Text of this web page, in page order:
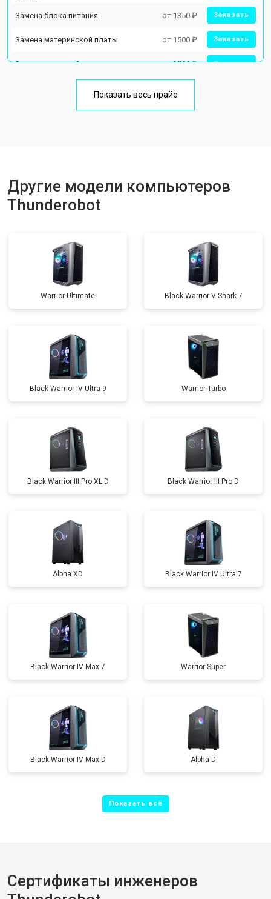
Замена блока питания от 1350 ₽ Заказать
Замена материнской платы от 1500 ₽ Заказать
Замена звуковой платы от 2700 ₽ Заказать
Показать весь прайс
Другие модели компьютеров
Thunderobot
Warrior Ultimate Black Warrior V Shark 7
Black Warrior IV Ultra 9 Warrior Turbo
Black Warrior III Pro XL D Black Warrior III Pro D
Alpha XD Black Warrior IV Ultra 7
Black Warrior IV Max 7 Warrior Super
Black Warrior IV Max D Alpha D
Сертификаты инженеров